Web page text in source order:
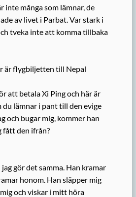
inte många som lämnar, de
av livet i Parbat. Var stark i
tveka inte att komma tillbaka
är flygbiljetten till Nepal
att betala Xi Ping och här är
du lämnar i pant till den evige
och bugar mig, kommer han
fått den ifrån?
gör det samma. Han kramar
honom. Han släpper mig
och viskar i mitt höra